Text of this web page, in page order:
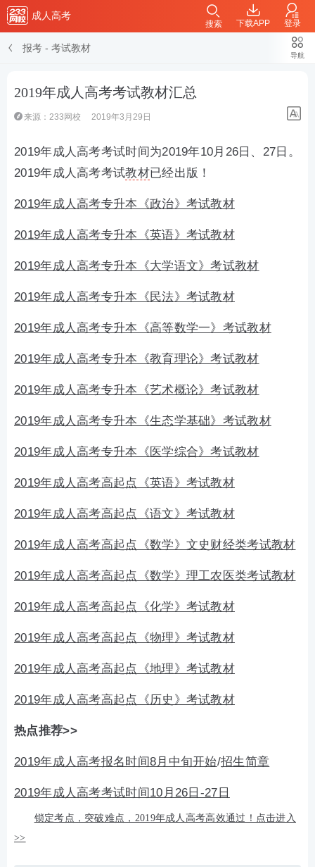
成人高考
下载APP 登录
搜索
报考 - 考试教材
导航
2019年成人高考考试教材汇总
来源：233网校 2019年3月29日
2019年成人高考考试时间为2019年10月26日、27日。
2019年成人高考考试教材已经出版！
2019年成人高考专升本《政治》考试教材
2019年成人高考专升本《英语》考试教材
2019年成人高考专升本《大学语文》考试教材
2019年成人高考专升本《民法》考试教材
2019年成人高考专升本《高等数学一》考试教材
2019年成人高考专升本《教育理论》考试教材
2019年成人高考专升本《艺术概论》考试教材
2019年成人高考专升本《生态学基础》考试教材
2019年成人高考专升本《医学综合》考试教材
2019年成人高考高起点《英语》考试教材
2019年成人高考高起点《语文》考试教材
2019年成人高考高起点《数学》文史财经类考试教材
2019年成人高考高起点《数学》理工农医类考试教材
2019年成人高考高起点《化学》考试教材
2019年成人高考高起点《物理》考试教材
2019年成人高考高起点《地理》考试教材
2019年成人高考高起点《历史》考试教材
热点推荐>>
2019年成人高考报名时间8月中旬开始/招生简章
2019年成人高考考试时间10月26日-27日
锁定考点，突破难点，2019年成人高考高效通过！点击进入
>>